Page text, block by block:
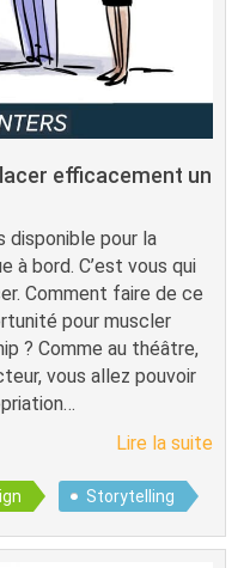
efficacement un
disponible pour la
à bord. C’est vous qui
Comment faire de ce
pour muscler
? Comme au théâtre,
vous allez pouvoir
Lire la suite
Storytelling